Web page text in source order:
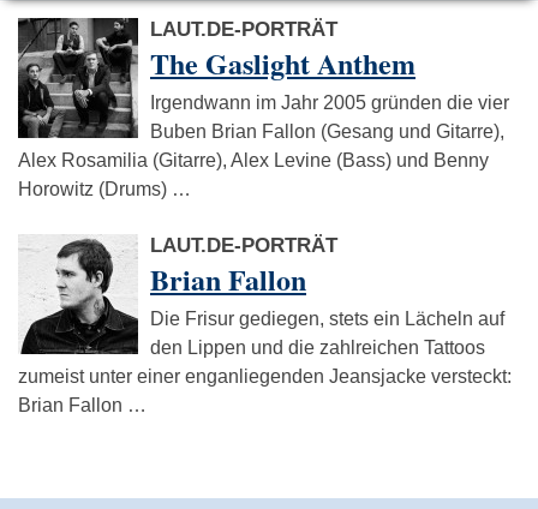
LAUT.DE-PORTRÄT
The Gaslight Anthem
Irgendwann im Jahr 2005 gründen die vier
Buben Brian Fallon (Gesang und Gitarre),
Alex Rosamilia (Gitarre), Alex Levine (Bass) und Benny
Horowitz (Drums) …
LAUT.DE-PORTRÄT
Brian Fallon
Die Frisur gediegen, stets ein Lächeln auf
den Lippen und die zahlreichen Tattoos
zumeist unter einer enganliegenden Jeansjacke versteckt:
Brian Fallon …